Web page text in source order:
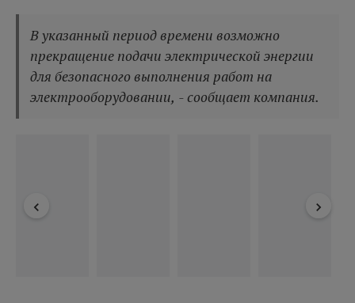
В указанный период времени возможно
прекращение подачи электрической энергии
для безопасного выполнения работ на
электрооборудовании, - сообщает компания.